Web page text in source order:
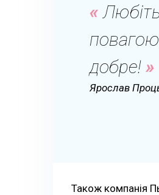
добре!
Ярослав
Також компанія